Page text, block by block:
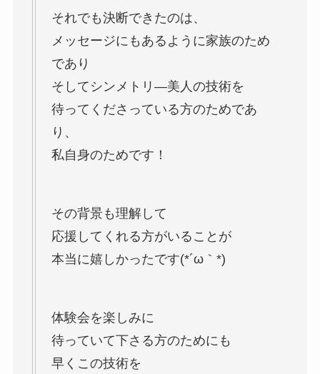
それでも決断できたのは、
メッセージにもあるように家族のため
であり
そしてシンメトリ―美人の技術を
待ってくださっている方のためであ
り、
私自身のためです！
その背景も理解して
応援してくれる方がいることが
本当に嬉しかったです(*´ω｀*)
体験会を楽しみに
待っていて下さる方のためにも
早くこの技術を